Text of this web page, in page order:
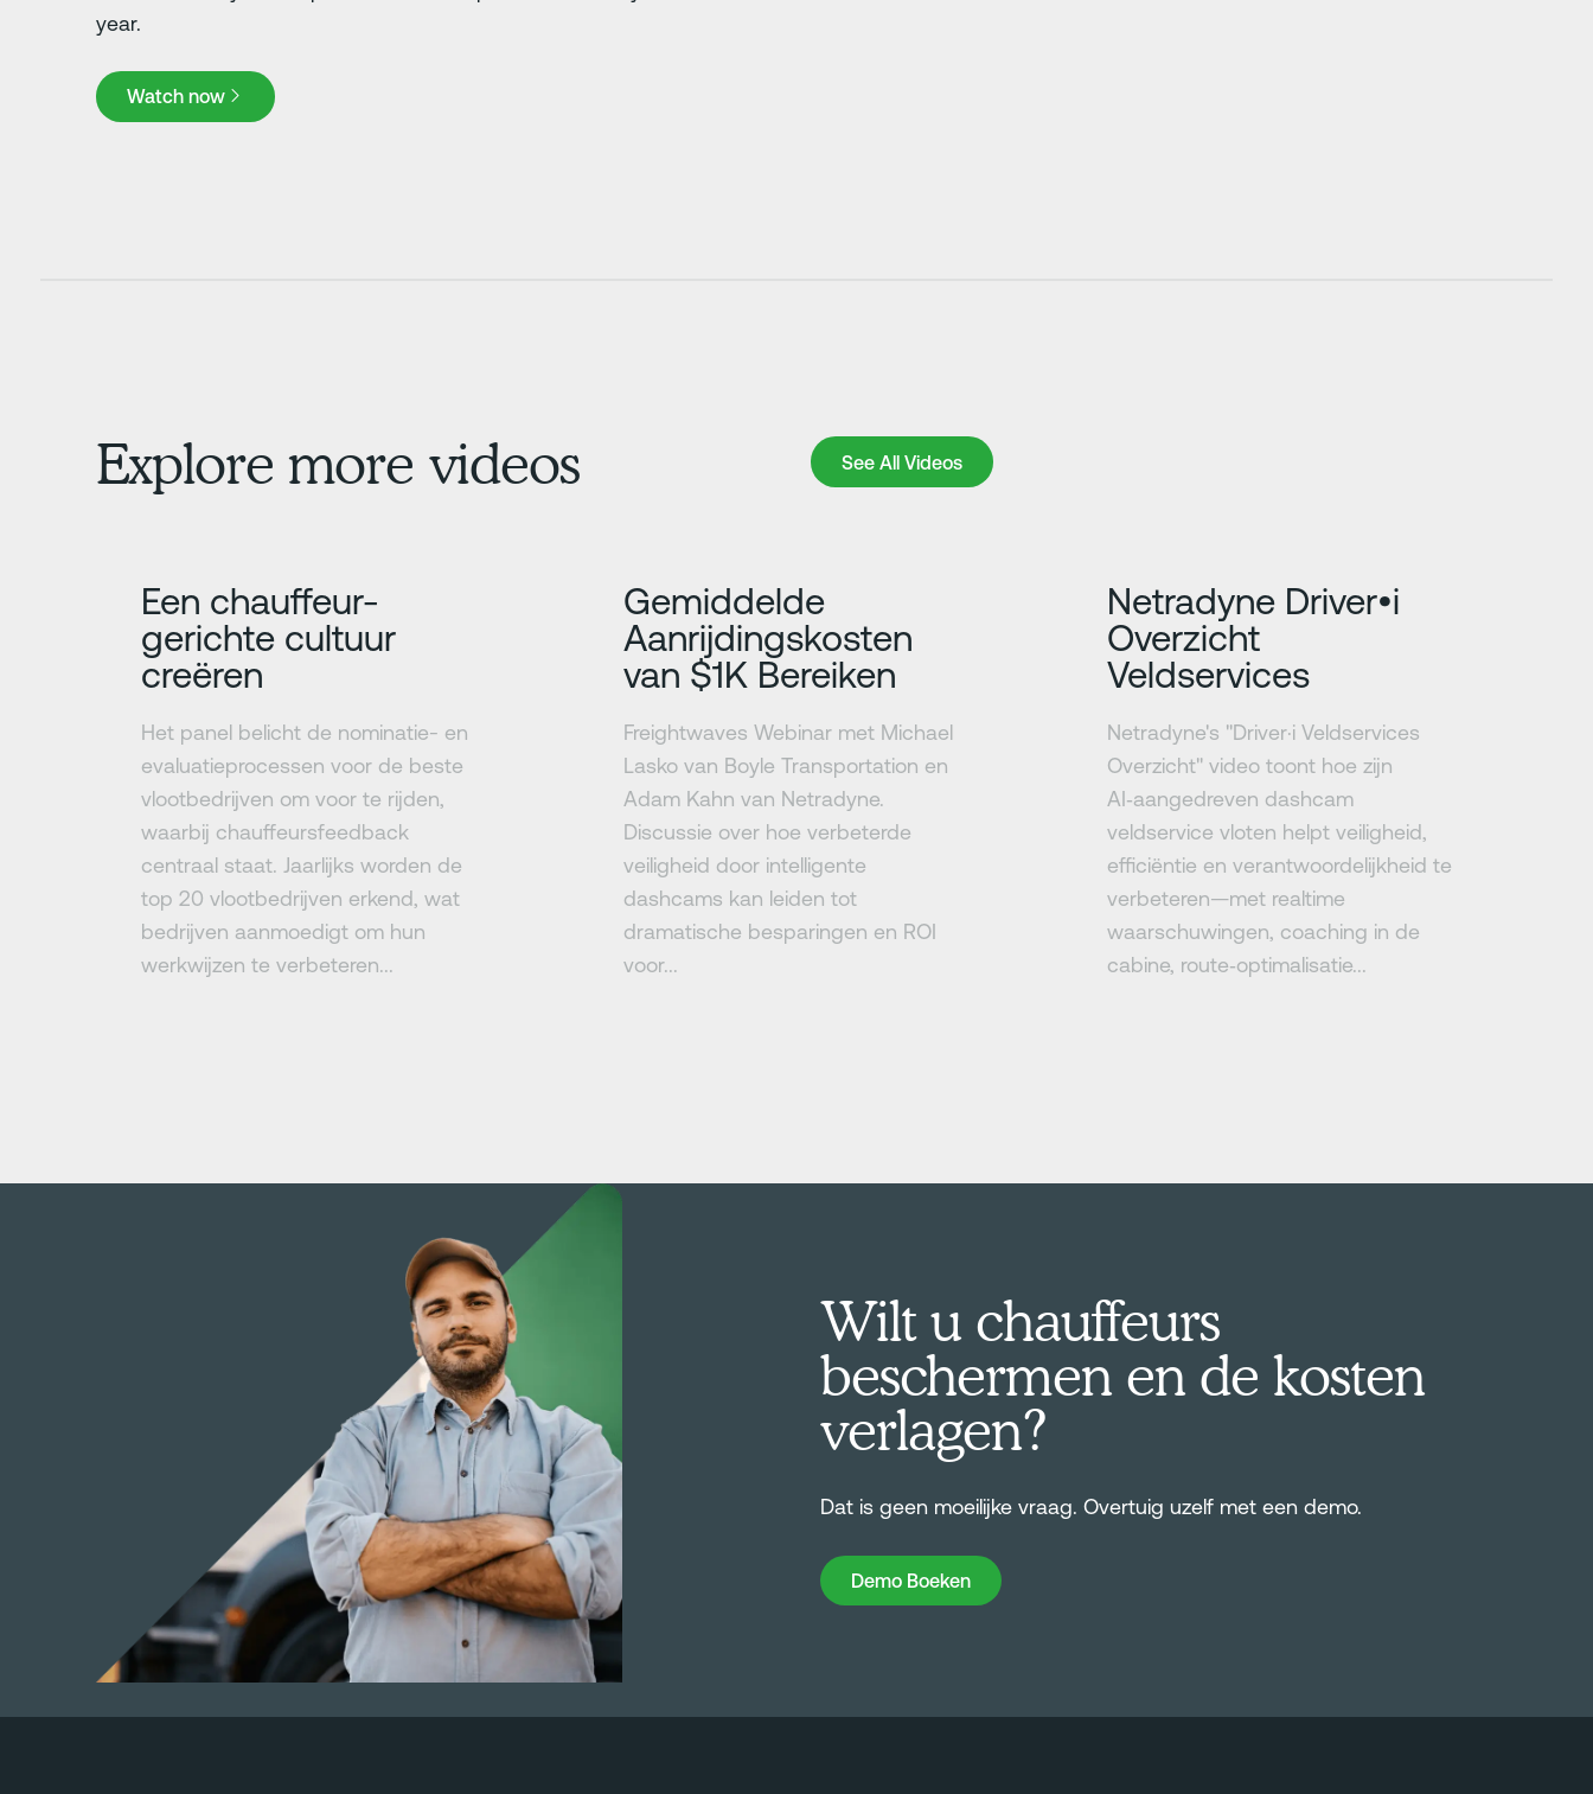
year.
Watch now
Watch now
Explore more videos See All Videos
See All Videos
Een chauffeur-
gerichte cultuur
creëren
Het panel belicht de nominatie- en
evaluatieprocessen voor de beste
vlootbedrijven om voor te rijden,
waarbij chauffeursfeedback
centraal staat. Jaarlijks worden de
top 20 vlootbedrijven erkend, wat
bedrijven aanmoedigt om hun
werkwijzen te verbeteren...
Gemiddelde
Aanrijdingskosten
van $1K Bereiken
Freightwaves Webinar met Michael
Lasko van Boyle Transportation en
Adam Kahn van Netradyne.
Discussie over hoe verbeterde
veiligheid door intelligente
dashcams kan leiden tot
dramatische besparingen en ROI
voor...
Netradyne Driver•i
Overzicht
Veldservices
Netradyne's "Driver·i Veldservices
Overzicht" video toont hoe zijn
AI‑aangedreven dashcam
veldservice vloten helpt veiligheid,
efficiëntie en verantwoordelijkheid te
verbeteren—met realtime
waarschuwingen, coaching in de
cabine, route‑optimalisatie...
Wilt u chauffeurs
beschermen en de kosten
verlagen?
Dat is geen moeilijke vraag. Overtuig uzelf met een demo.
Demo Boeken
Demo Boeken